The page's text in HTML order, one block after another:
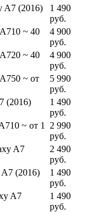
A7 (2016)
1 490
руб.
~ 40
4 900
руб.
~ 40
4 900
руб.
~ от
5 990
руб.
(2016)
1 490
руб.
~ от 1
2 990
руб.
A7
2 490
руб.
A7 (2016)
1 490
руб.
A7
1 490
руб.